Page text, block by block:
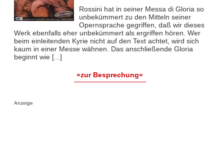
Rossini hat in seiner Messa di Gloria so
unbekümmert zu den Mitteln seiner
Opernsprache gegriffen, daß wir dieses
Werk ebenfalls eher unbekümmert als ergriffen hören. Wer
beim einleitenden Kyrie nicht auf den Text achtet, wird sich
kaum in einer Messe wähnen. Das anschließende Gloria
beginnt wie [...]
»zur Besprechung«
Anzeige